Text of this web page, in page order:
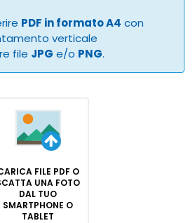
PDF in formato A4 con
verticale
file JPG e/o PNG.
FILE PDF O
UNA FOTO
DAL TUO
SMARTPHONE O
TABLET